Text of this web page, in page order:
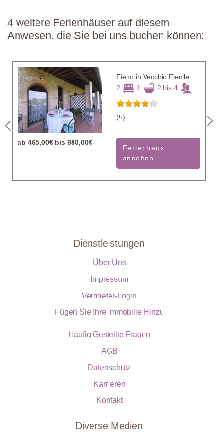
4 weitere Ferienhäuser auf diesem
Anwesen, die Sie bei uns buchen können:
Fieno in Vecchio Fienile
2
1 2 bis 4
(5)
ab 465,00€ bis 980,00€
Ferienhaus
ansehen
Dienstleistungen
Über Uns
Impressum
Vermieter-Login
Fügen Sie Ihre Immobilie Hinzu
Häufig Gestellte Fragen
AGB
Datenschutz
Karrieren
Kontakt
Diverse Medien